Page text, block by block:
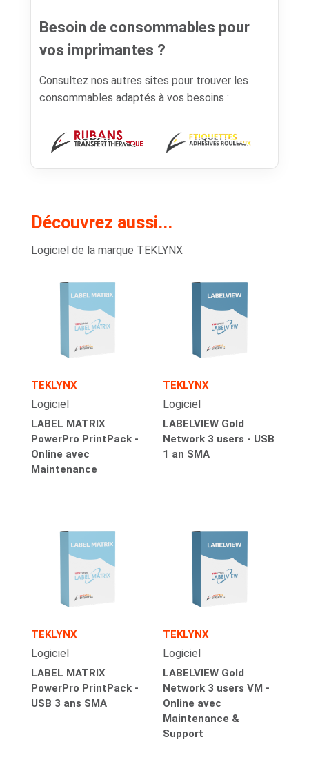
Besoin de consommables pour
vos imprimantes ?
Consultez nos autres sites pour trouver les
consommables adaptés à vos besoins :
Découvrez aussi...
Logiciel de la marque TEKLYNX
TEKLYNX
Logiciel
LABEL MATRIX
PowerPro PrintPack -
Online avec
Maintenance
TEKLYNX
Logiciel
LABELVIEW Gold
Network 3 users - USB
1 an SMA
TEKLYNX
Logiciel
LABEL MATRIX
PowerPro PrintPack -
USB 3 ans SMA
TEKLYNX
Logiciel
LABELVIEW Gold
Network 3 users VM -
Online avec
Maintenance &
Support